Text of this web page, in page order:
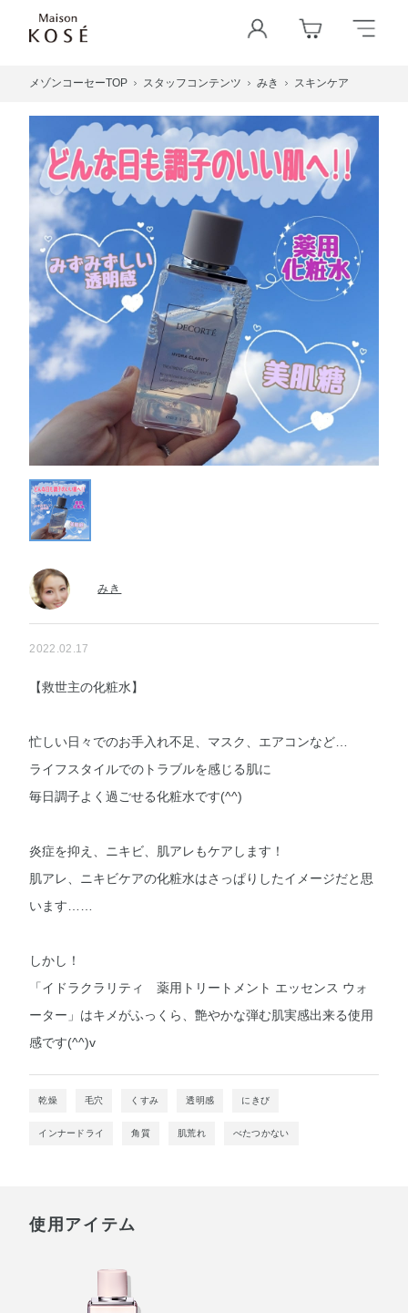
メゾンコーセーTOP スタッフコンテンツ みき スキンケア
みき
2022.02.17
【救世主の化粧水】
忙しい日々でのお手入れ不足、マスク、エアコンなど…
ライフスタイルでのトラブルを感じる肌に
毎日調子よく過ごせる化粧水です(^^)
炎症を抑え、ニキビ、肌アレもケアします！
肌アレ、ニキビケアの化粧水はさっぱりしたイメージだと思
います……
しかし！
「イドラクラリティ 薬用トリートメント エッセンス ウォ
ーター」はキメがふっくら、艶やかな弾む肌実感出来る使用
感です(^^)v
乾燥 毛穴 くすみ 透明感 にきび
インナードライ 角質 肌荒れ べたつかない
使用アイテム